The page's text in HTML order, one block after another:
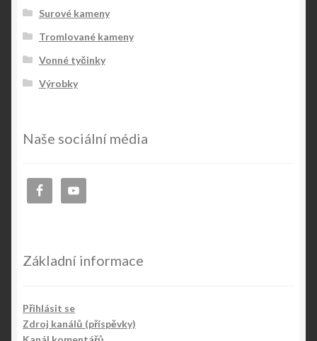
Surové kameny
Tromlované kameny
Vonné tyčinky
Výrobky
Naše sociální média
Základní informace
Přihlásit se
Zdroj kanálů (příspěvky)